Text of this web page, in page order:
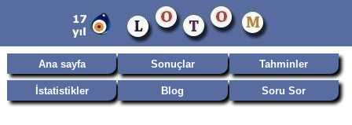
Ana sayfa Sonuçlar Tahminler
İstatistikler Blog Soru Sor